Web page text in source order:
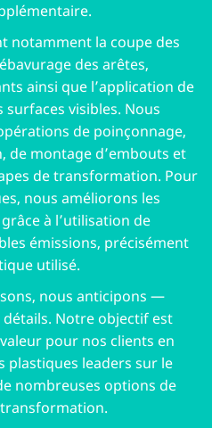
notamment la coupe des
des arêtes,
ainsi que l’application de
visibles. Nous
de poinçonnage,
de montage d’embouts et
de transformation. Pour
nous améliorons les
à l’utilisation de
émissions, précisément
utilisé.
nous anticipons —
Notre objectif est
pour nos clients en
plastiques leaders sur le
nombreuses options de